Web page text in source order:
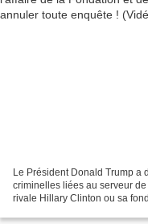
Le Président Donald Trump a
criminelles liées au serveur
rivale Hillary Clinton ou sa